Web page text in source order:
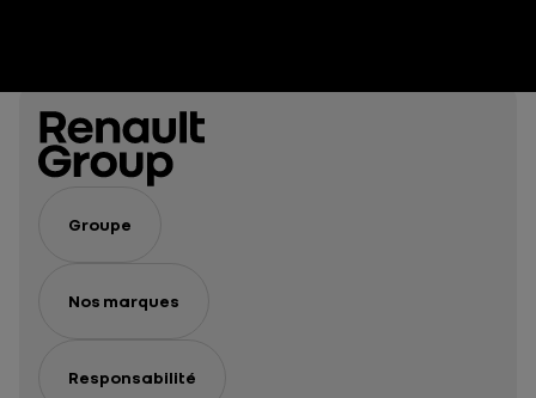
Groupe
Nos marques
Responsabilité